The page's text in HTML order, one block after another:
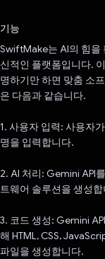
기능
SwiftMake는 AI의 힘을
신적인 플랫폼입니다.
명하기만 하면 맞춤 소
은 다음과 같습니다.
1. 사용자 입력: 사용자
명을 입력합니다.
2. AI 처리: Gemini API
트웨어 솔루션을 생성
3. 코드 생성: Gemini
해 HTML, CSS,
파일을 생성합니다.